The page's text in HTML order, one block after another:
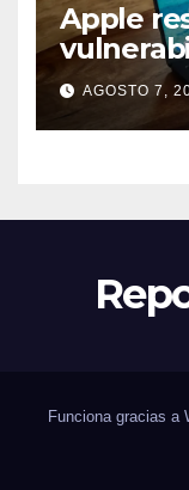
Apple
macOS:
ahora
AGOSTO 7,
Funciona gracias a